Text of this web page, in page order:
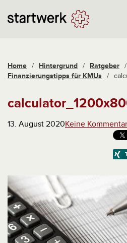
Home / Hintergrund / Ratgeber /
Finanzierungstipps für KMUs /
13. August 2020Keine